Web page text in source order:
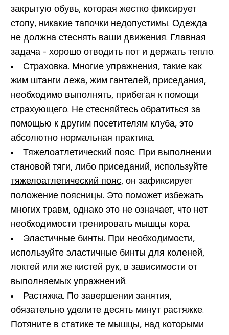
закрытую обувь, которая жестко фиксирует
стопу, никакие тапочки недопустимы. Одежда
не должна стеснять ваши движения. Главная
задача - хорошо отводить пот и держать тепло.
Страховка. Многие упражнения, такие как
жим штанги лежа, жим гантелей, приседания,
необходимо выполнять, прибегая к помощи
страхующего. Не стесняйтесь обратиться за
помощью к другим посетителям клуба, это
абсолютно нормальная практика.
Тяжелоатлетический пояс. При выполнении
становой тяги, либо приседаний, используйте
тяжелоатлетический пояс, он зафиксирует
положение поясницы. Это поможет избежать
многих травм, однако это не означает, что нет
необходимости тренировать мышцы кора.
Эластичные бинты. При необходимости,
используйте эластичные бинты для коленей,
локтей или же кистей рук, в зависимости от
выполняемых упражнений.
Растяжка. По завершении занятия,
обязательно уделите десять минут растяжке.
Потяните в статике те мышцы, над которыми